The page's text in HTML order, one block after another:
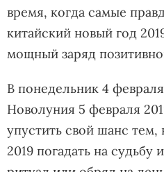
время, когда самые
китайский новый год
мощный заряд
В понедельник 4
Новолуния 5 февраля
упустить свой шанс тем,
2019 погадать на